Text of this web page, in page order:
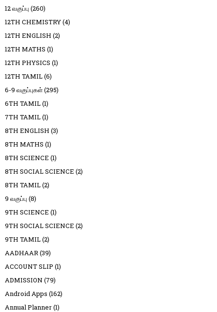
12 வகுப்பு (260)
12TH CHEMISTRY(4)
12TH ENGLISH (2)
12TH MATHS (1)
12TH PHYSICS (1)
12TH TAMIL(6)
6-9 வகுப்புகள்(295)
6TH TAMIL(1)
7TH TAMIL(1)
8TH ENGLISH (3)
8TH MATHS (1)
8TH SCIENCE (1)
8TH SOCIAL SCIENCE (2)
8TH TAMIL(2)
9 வகுப்பு (8)
9TH SCIENCE (1)
9TH SOCIAL SCIENCE (2)
9TH TAMIL(2)
AADHAAR(39)
ACCOUNT SLIP (1)
ADMISSION (79)
Android Apps (162)
Annual Planner(1)